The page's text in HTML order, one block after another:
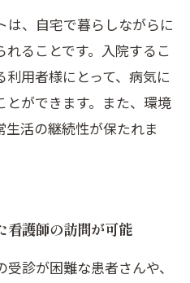
、自宅で暮らしながらに
ることです。入院するこ
用者様にとって、病気に
とができます。また、環境
活の継続性が保たれま
看護師の訪問が可能
診が困難な患者さんや、